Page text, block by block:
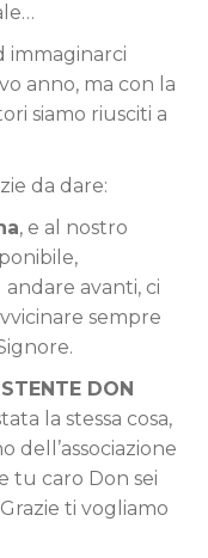
immaginarci
anno, ma con la
siamo riusciti a
da dare:
, e al nostro
avanti, ci
sempre
DON
la stessa cosa,
dell’associazione
tu caro Don sei
ti vogliamo